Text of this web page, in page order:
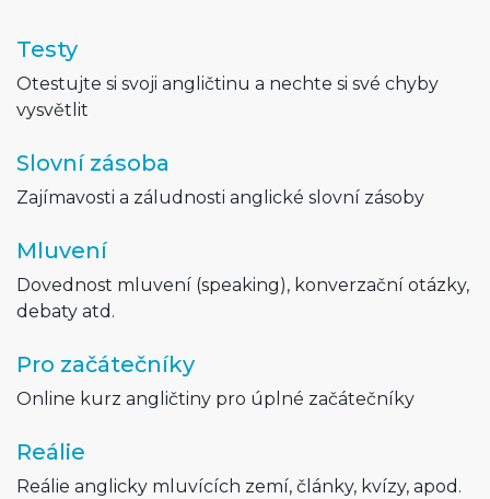
Testy
Otestujte si svoji angličtinu a nechte si své chyby
vysvětlit
Slovní zásoba
Zajímavosti a záludnosti anglické slovní zásoby
Mluvení
Dovednost mluvení (speaking), konverzační otázky,
debaty atd.
Pro začátečníky
Online kurz angličtiny pro úplné začátečníky
Reálie
Reálie anglicky mluvících zemí, články, kvízy, apod.